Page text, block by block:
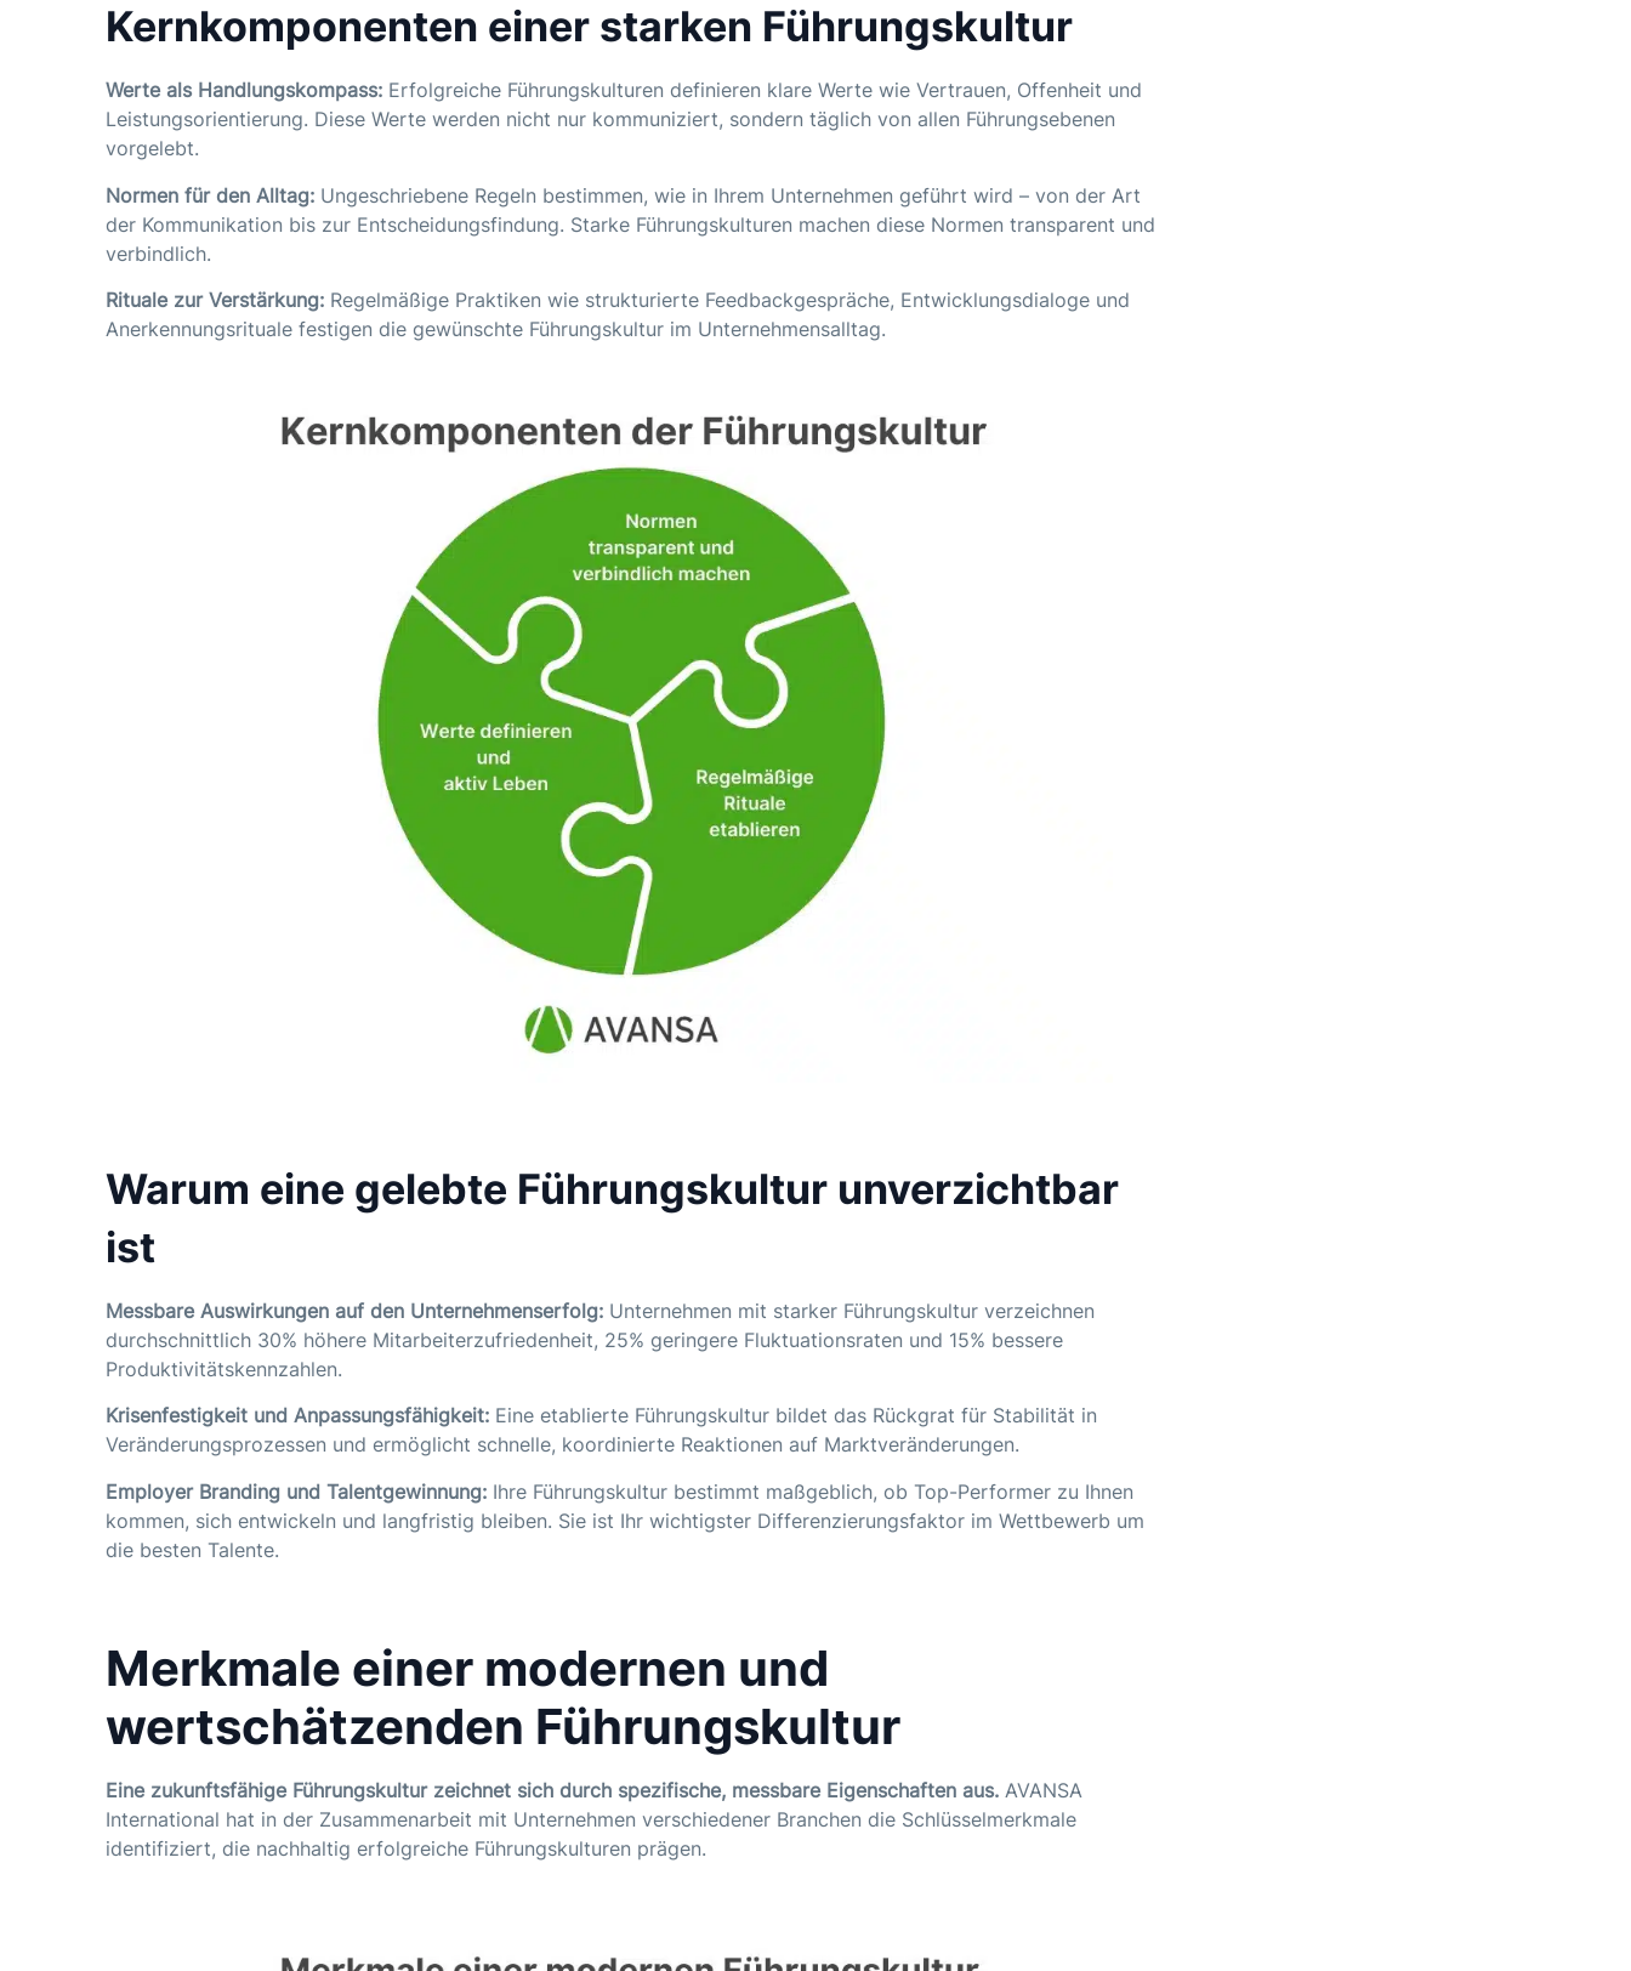
Kernkomponenten einer starken Führungskultur
Werte als Handlungskompass: Erfolgreiche Führungskulturen definieren klare Werte wie Vertrauen, Offenheit und
Leistungsorientierung. Diese Werte werden nicht nur kommuniziert, sondern täglich von allen Führungsebenen
vorgelebt.
Normen für den Alltag: Ungeschriebene Regeln bestimmen, wie in Ihrem Unternehmen geführt wird – von der Art
der Kommunikation bis zur Entscheidungsfindung. Starke Führungskulturen machen diese Normen transparent und
verbindlich.
Rituale zur Verstärkung: Regelmäßige Praktiken wie strukturierte Feedbackgespräche, Entwicklungsdialoge und
Anerkennungsrituale festigen die gewünschte Führungskultur im Unternehmensalltag.
Warum eine gelebte Führungskultur unverzichtbar
ist
Messbare Auswirkungen auf den Unternehmenserfolg: Unternehmen mit starker Führungskultur verzeichnen
durchschnittlich 30% höhere Mitarbeiterzufriedenheit, 25% geringere Fluktuationsraten und 15% bessere
Produktivitätskennzahlen.
Krisenfestigkeit und Anpassungsfähigkeit: Eine etablierte Führungskultur bildet das Rückgrat für Stabilität in
Veränderungsprozessen und ermöglicht schnelle, koordinierte Reaktionen auf Marktveränderungen.
Employer Branding und Talentgewinnung: Ihre Führungskultur bestimmt maßgeblich, ob Top-Performer zu Ihnen
kommen, sich entwickeln und langfristig bleiben. Sie ist Ihr wichtigster Differenzierungsfaktor im Wettbewerb um
die besten Talente.
Merkmale einer modernen und
wertschätzenden Führungskultur
Eine zukunftsfähige Führungskultur zeichnet sich durch spezifische, messbare Eigenschaften aus. AVANSA
International hat in der Zusammenarbeit mit Unternehmen verschiedener Branchen die Schlüsselmerkmale
identifiziert, die nachhaltig erfolgreiche Führungskulturen prägen.